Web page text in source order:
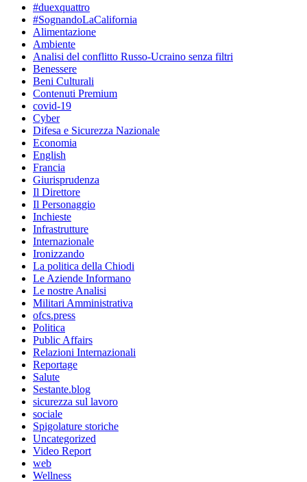
#duexquattro
#SognandoLaCalifornia
Alimentazione
Ambiente
Analisi del conflitto Russo-Ucraino senza filtri
Benessere
Beni Culturali
Contenuti Premium
covid-19
Cyber
Difesa e Sicurezza Nazionale
Economia
English
Francia
Giurisprudenza
Il Direttore
Il Personaggio
Inchieste
Infrastrutture
Internazionale
Ironizzando
La politica della Chiodi
Le Aziende Informano
Le nostre Analisi
Militari Amministrativa
ofcs.press
Politica
Public Affairs
Relazioni Internazionali
Reportage
Salute
Sestante.blog
sicurezza sul lavoro
sociale
Spigolature storiche
Uncategorized
Video Report
web
Wellness